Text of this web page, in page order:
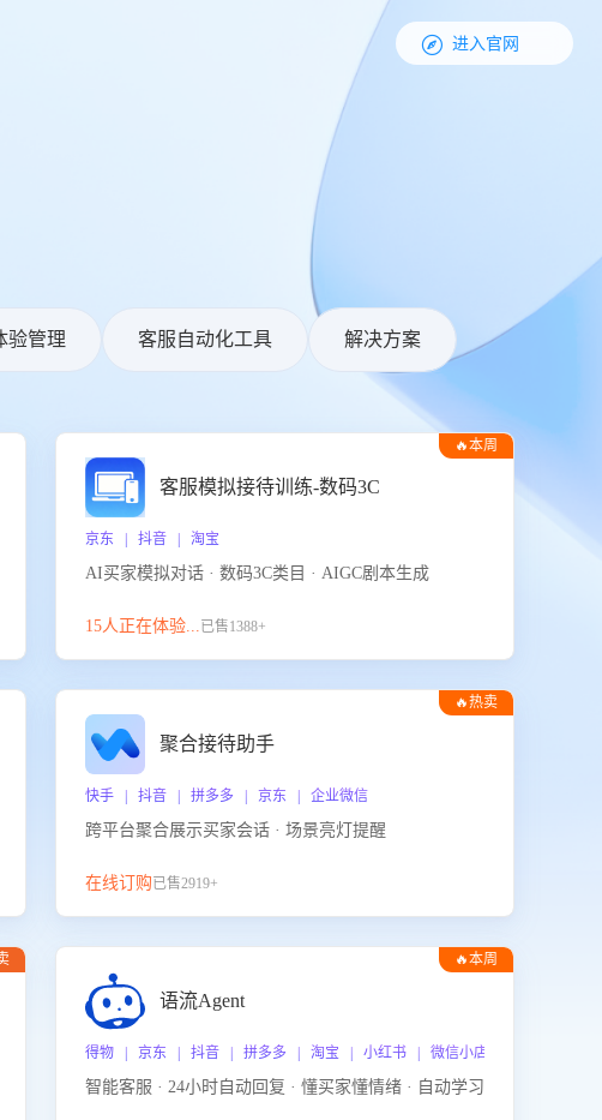
 进入官网
验管理 客服自动化工具 解决方案
🔥本周
客服模拟接待训练-数码3C
京东 | 抖音 | 淘宝
AI买家模拟对话 · 数码3C类目 · AIGC剧本生成
15人正在体验...已售1388+
🔥热卖
聚合接待助手
快手 | 抖音 | 拼多多 | 京东 | 企业微信
跨平台聚合展示买家会话 · 场景亮灯提醒
在线订购已售2919+
物 | 企业微信
🔥本周
语流Agent
得物 | 京东 | 抖音 | 拼多多 | 淘宝 | 小红书 | 微信小店 | 快手 | 唯品
智能客服 · 24小时自动回复 · 懂买家懂情绪 · 自动学习